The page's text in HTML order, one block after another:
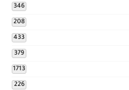
346
208
433
379
1713
226